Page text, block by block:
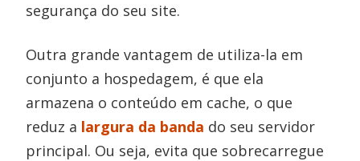
segurança do seu site.
Outra grande vantagem de utiliza-la em
conjunto a hospedagem, é que ela
armazena o conteúdo em cache, o que
reduz a largura da banda do seu servidor
principal. Ou seja, evita que sobrecarregue